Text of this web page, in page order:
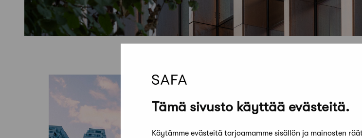
Tämä sivusto käyttää evästeitä.
Käytämme evästeitä tarjoamamme sisällön ja mainosten